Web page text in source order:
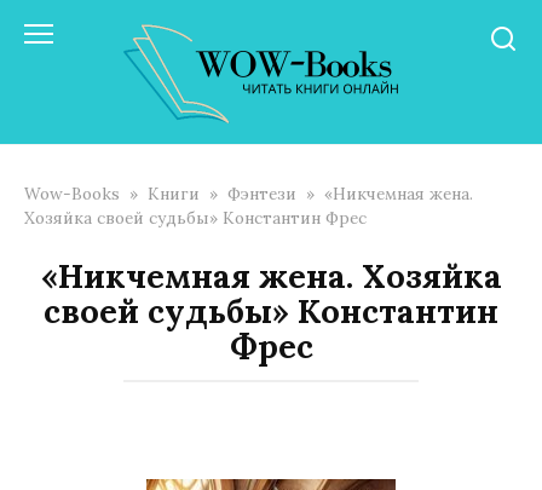
Wow-Books » Книги » Фэнтези » «Никчемная жена.
Хозяйка своей судьбы» Константин Фрес
«Никчемная жена. Хозяйка
своей судьбы» Константин
Фрес